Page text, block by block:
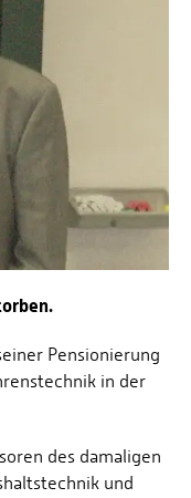
Pensionierung
in der
des damaligen
und